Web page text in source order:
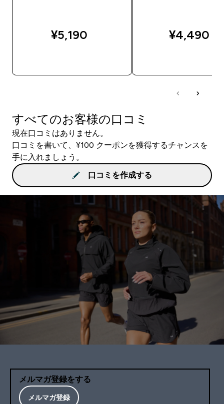
¥5,190‎ ¥4,490‎
すべてのお客様の口コミ
現在口コミはありません。
口コミを書いて、¥100 クーポンを獲得するチャンスを
手に入れましょう。
口コミを作成する
メルマガ登録をする
メルマガ登録